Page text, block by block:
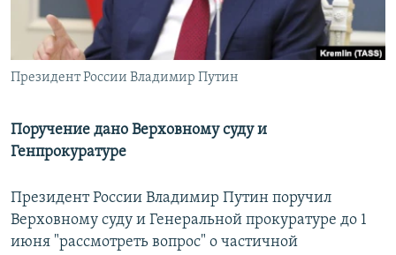
СОЦИАЛЬНЫЕ СЕТИ
Все сайты РСЕ/РС
Президент России Владимир Путин
Поручение дано Верховному суду и
Генпрокуратуре
Президент России Владимир Путин поручил
Верховному суду и Генеральной прокуратуре до 1
июня "рассмотреть вопрос" о частичной